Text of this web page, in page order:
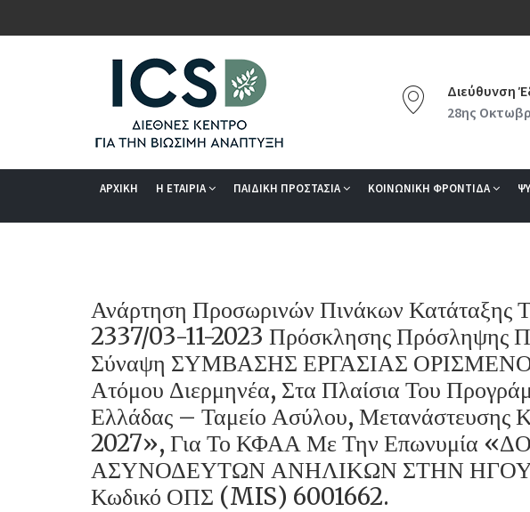
Διεύθυνση
28ης
ΑΡΧΙΚΗ Η ΕΤΑΙΡΙΑ ΠΑΙΔΙΚΗ ΠΡΟΣΤΑΣΙΑ ΚΟΙΝΩΝΙΚΗ ΦΡΟΝΤΙΔΑ
Ανάρτηση Προσωρινών Πινάκων Κατάταξης
2337/03-11-2023 Πρόσκλησης Πρόσληψης
Σύναψη ΣΥΜΒΑΣΗΣ ΕΡΓΑΣΙΑΣ
Ατόμου Διερμηνέα, Στα Πλαίσια Του
Ελλάδας – Ταμείο Ασύλου, Μετανάστευσης
2027», Για Το ΚΦΑΑ Με Την Επωνυμία
ΑΣΥΝΟΔΕΥΤΩΝ ΑΝΗΛΙΚΩΝ ΣΤΗΝ
Κωδικό ΟΠΣ (MIS) 6001662.